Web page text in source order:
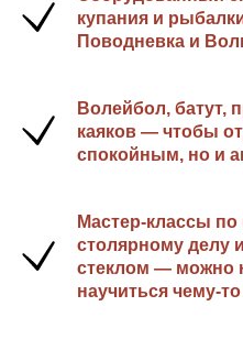
купания и
Поводневка и
Волейбол, батут,
каяков — чтобы
спокойным, но и
Мастер‑классы
столярному делу
стеклом — можно
научиться